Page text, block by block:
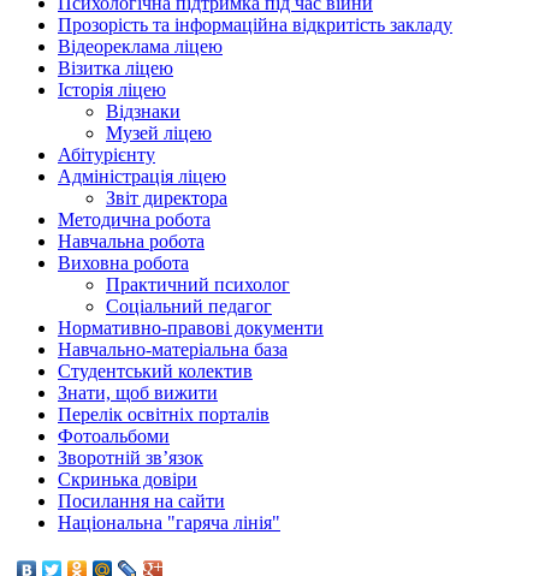
Прозорість та інформаційна відкритість закладу
Відеореклама ліцею
Візитка ліцею
Історія ліцею
Відзнаки
Музей ліцею
Абітурієнту
Адміністрація ліцею
Звіт директора
Методична робота
Навчальна робота
Виховна робота
Практичний психолог
Соціальний педагог
Нормативно-правові документи
Навчально-матеріальна база
Студентський колектив
Знати, щоб вижити
Перелік освітніх порталів
Фотоальбоми
Зворотній зв’язок
Скринька довіри
Посилання на сайти
Національна "гаряча лінія"